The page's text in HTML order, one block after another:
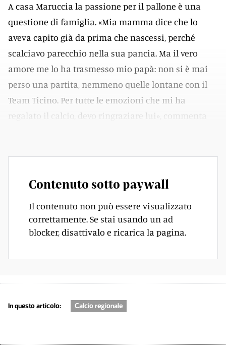
A casa Maruccia la passione per il pallone è una
questione di famiglia. «Mia mamma dice che lo
aveva capito già da prima che nascessi, perché
scalciavo parecchio nella sua pancia. Ma il vero
amore me lo ha trasmesso mio papà: non si è mai
perso una partita, nemmeno quelle lontane con il
Team Ticino. Per tutte le emozioni che mi ha
regalato il calcio, devo ringraziare lui», commenta
Contenuto sotto paywall
Il contenuto non può essere visualizzato
correttamente. Se stai usando un ad
blocker, disattivalo e ricarica la pagina.
In questo articolo: Calcio regionale